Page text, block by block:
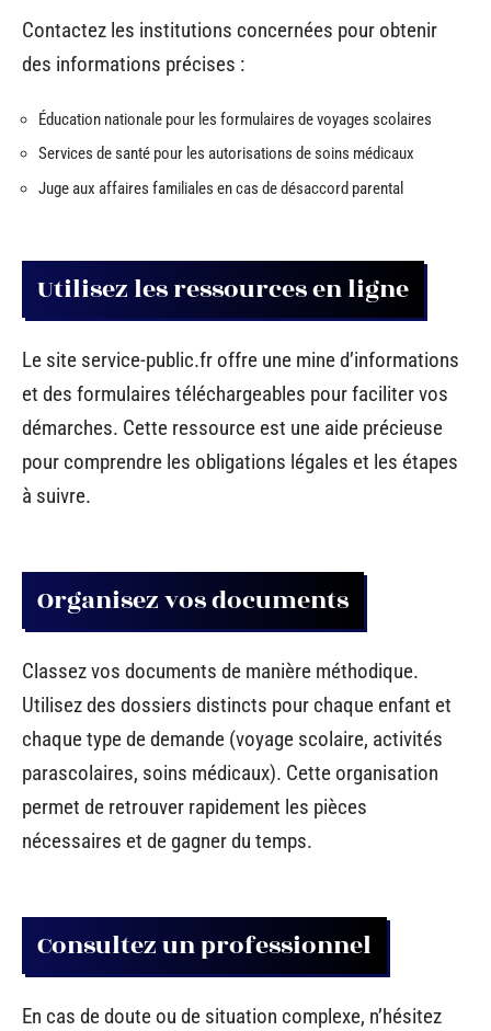
Contactez les institutions concernées pour obtenir
des informations précises :
Éducation nationale pour les formulaires de voyages scolaires
Services de santé pour les autorisations de soins médicaux
Juge aux affaires familiales en cas de désaccord parental
Utilisez les ressources en ligne
Le site service-public.fr offre une mine d’informations
et des formulaires téléchargeables pour faciliter vos
démarches. Cette ressource est une aide précieuse
pour comprendre les obligations légales et les étapes
à suivre.
Organisez vos documents
Classez vos documents de manière méthodique.
Utilisez des dossiers distincts pour chaque enfant et
chaque type de demande (voyage scolaire, activités
parascolaires, soins médicaux). Cette organisation
permet de retrouver rapidement les pièces
nécessaires et de gagner du temps.
Consultez un professionnel
En cas de doute ou de situation complexe, n’hésitez